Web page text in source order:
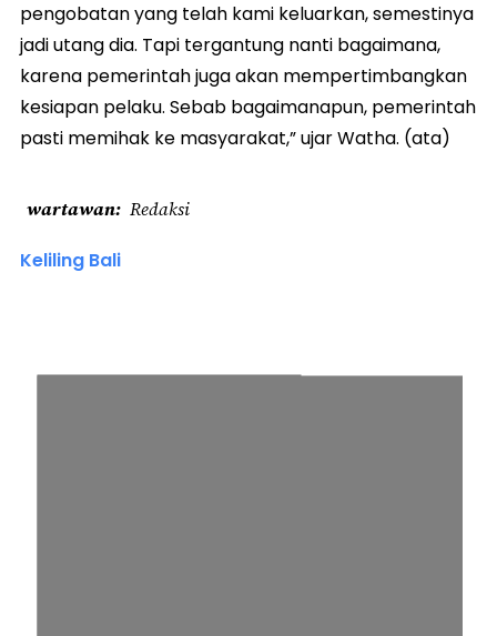
pengobatan yang telah kami keluarkan, semestinya
jadi utang dia. Tapi tergantung nanti bagaimana,
karena pemerintah juga akan mempertimbangkan
kesiapan pelaku. Sebab bagaimanapun, pemerintah
pasti memihak ke masyarakat,” ujar Watha. (ata)
wartawan Redaksi
Keliling Bali